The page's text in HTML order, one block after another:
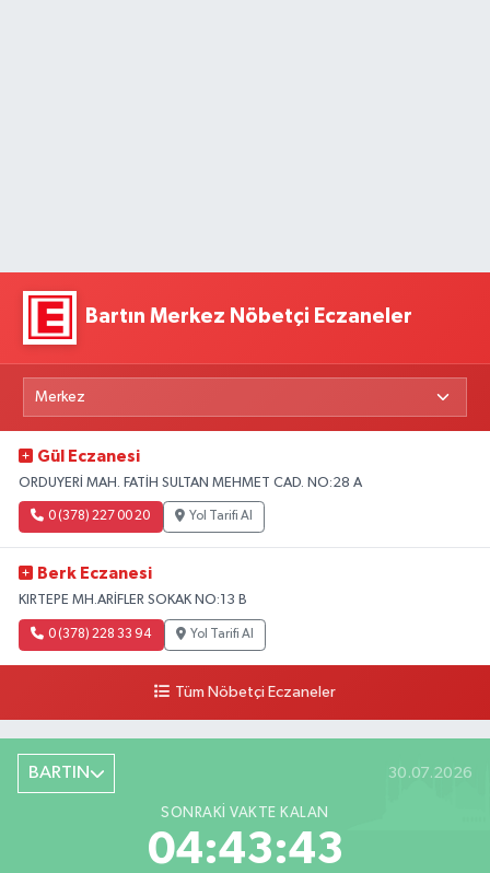
Bartın Merkez Nöbetçi Eczaneler
Gül Eczanesi
ORDUYERİ MAH. FATİH SULTAN MEHMET CAD. NO:28 A
0 (378) 227 00 20 Yol Tarifi Al
Berk Eczanesi
KIRTEPE MH.ARİFLER SOKAK NO:13 B
0 (378) 228 33 94 Yol Tarifi Al
Tüm Nöbetçi Eczaneler
BARTIN 30.07.2026
SONRAKI VAKTE KALAN
04:43:42